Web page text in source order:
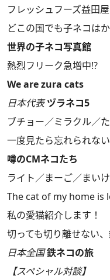
フレッシュフーズ益田
どこの国でも子ネコは
世界の子ネコ写真館
熱烈フリーク急増中!?
We are zura cats
日本代表ヅラネコ5
ブチョー／ミラクル／
一度見たら忘れられない
噂のCMネコたち
ライト／まーご／まい
The cat of my home is
私の愛猫紹介します！
切っても切り離せない
日本全国鉄ネコの旅
【スペシャル対談】